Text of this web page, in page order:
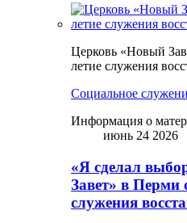
Церковь «Новый
летие служения
Социальное
Информация о
июнь 24 2026
«Я сделал
Завет» в Перми
служения